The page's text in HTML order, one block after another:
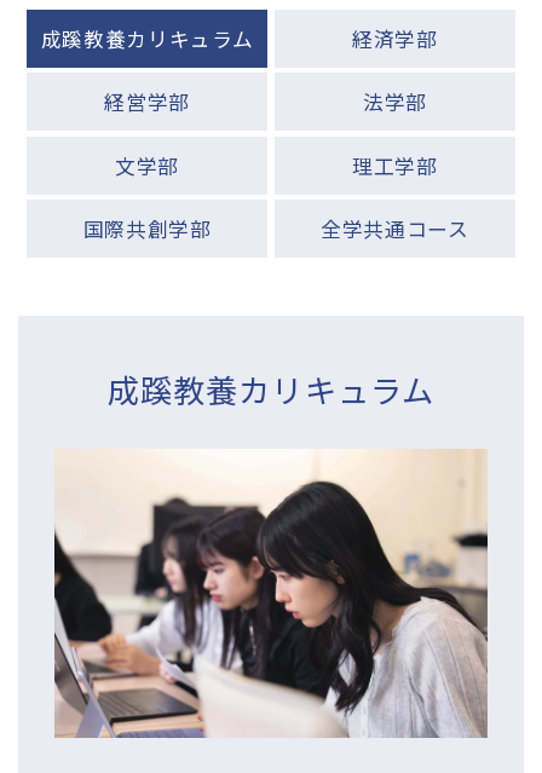
成蹊教養カリキュラム 経済学部
経営学部 法学部
文学部 理工学部
国際共創学部 全学共通コース
成蹊教養カリキュラム